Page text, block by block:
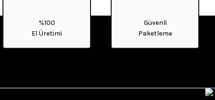
%100
El Üretimi
Güvenli
Paketleme